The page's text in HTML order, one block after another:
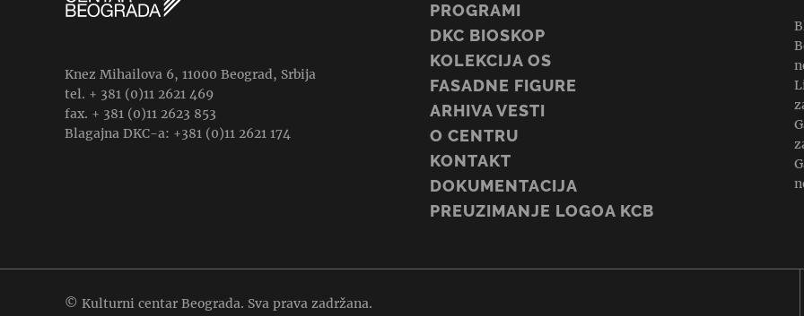
Knez Mihailova 6, 11000 Beograd, Srbija
tel. + 381 (0)11 2621 469
fax. + 381 (0)11 2623 853
Blagajna DKC-a: +381 (0)11 2621 174
PROGRAMI
DKC BIOSKOP
KOLEKCIJA OS
FASADNE FIGURE
ARHIVA VESTI
O CENTRU
KONTAKT
DOKUMENTACIJA
PREUZIMANJE LOGOA KCB
© Kulturni centar Beograda. Sva prava zadržana.